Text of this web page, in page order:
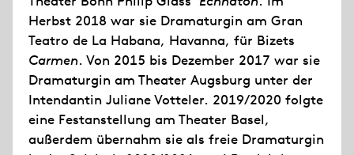
Herbst 2018 war sie Dramaturgin am Gran
Teatro de La Habana, Havanna, für Bizets
Carmen. Von 2015 bis Dezember 2017 war sie
Dramaturgin am Theater Augsburg unter der
Intendantin Juliane Votteler. 2019/2020 folgte
eine Festanstellung am Theater Basel,
außerdem übernahm sie als freie Dramaturgin